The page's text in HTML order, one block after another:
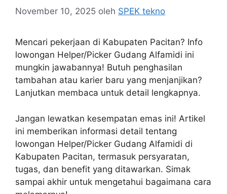
November 10, 2025 oleh SPEK tekno
Mencari pekerjaan di Kabupaten Pacitan? Info
lowongan Helper/Picker Gudang Alfamidi ini
mungkin jawabannya! Butuh penghasilan
tambahan atau karier baru yang menjanjikan?
Lanjutkan membaca untuk detail lengkapnya.
Jangan lewatkan kesempatan emas ini! Artikel
ini memberikan informasi detail tentang
lowongan Helper/Picker Gudang Alfamidi di
Kabupaten Pacitan, termasuk persyaratan,
tugas, dan benefit yang ditawarkan. Simak
sampai akhir untuk mengetahui bagaimana cara